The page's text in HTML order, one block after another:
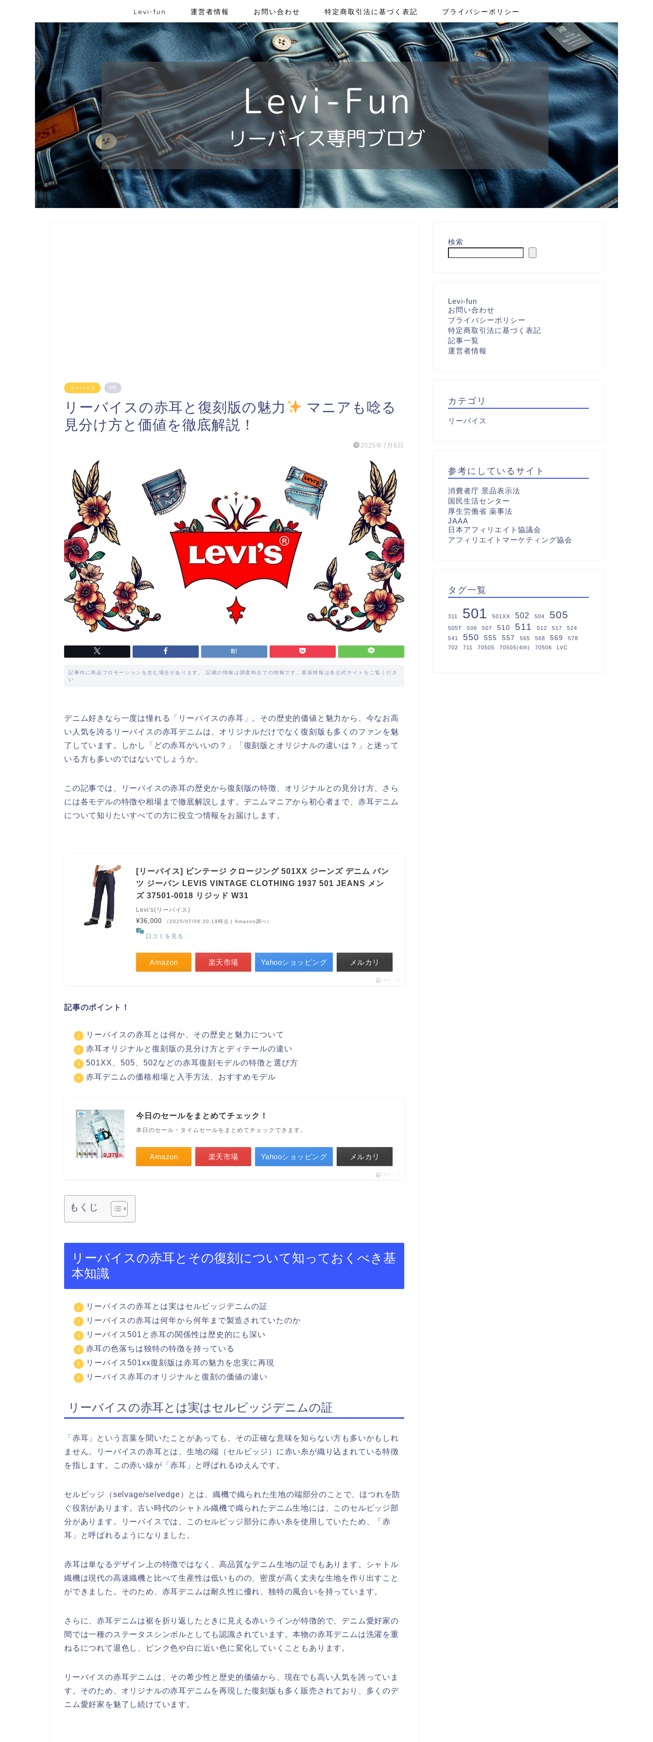
Levi-fun 運営者情報 お問い合わせ 特定商取引法に基づく表記 プライバシーポリシー
リーバイス PR
リーバイスの赤耳と復刻版の魅力
マニアも唸る
見分け方と価値を徹底解説！
2025年7月6日
記事内に商品プロモーションを含む場合があります。 記載の情報は調査時点での情報です。最新情報は各公式サイトをご覧くださ
い
デニム好きなら一度は憧れる「リーバイスの赤耳」。その歴史的価値と魅力から、今なお高
い人気を誇るリーバイスの赤耳デニムは、オリジナルだけでなく復刻版も多くのファンを魅
了しています。しかし「どの赤耳がいいの？」「復刻版とオリジナルの違いは？」と迷って
いる方も多いのではないでしょうか。
この記事では、リーバイスの赤耳の歴史から復刻版の特徴、オリジナルとの見分け方、さら
には各モデルの特徴や相場まで徹底解説します。デニムマニアから初心者まで、赤耳デニム
について知りたいすべての方に役立つ情報をお届けします。
[リーバイス] ビンテージ クロージング 501XX ジーンズ デニム パン
ツ ジーパン LEVIS VINTAGE CLOTHING 1937 501 JEANS メン
ズ 37501-0018 リジッド W31
Levi's(リーバイス)
¥36,000 （2025/07/06 20:19時点 | Amazon調べ）
口コミを見る
Amazon 楽天市場 Yahooショッピング メルカリ
ポチップ
記事のポイント！
リーバイスの赤耳とは何か、その歴史と魅力について
赤耳オリジナルと復刻版の見分け方とディテールの違い
501XX、505、502などの赤耳復刻モデルの特徴と選び方
赤耳デニムの価格相場と入手方法、おすすめモデル
今日のセールをまとめてチェック！
本日のセール・タイムセールをまとめてチェックできます。
Amazon 楽天市場 Yahooショッピング メルカリ
ポチップ
もくじ
リーバイスの赤耳とその復刻について知っておくべき基
本知識
リーバイスの赤耳とは実はセルビッジデニムの証
リーバイスの赤耳は何年から何年まで製造されていたのか
リーバイス501と赤耳の関係性は歴史的にも深い
赤耳の色落ちは独特の特徴を持っている
リーバイス501xx復刻版は赤耳の魅力を忠実に再現
リーバイス赤耳のオリジナルと復刻の価値の違い
リーバイスの赤耳とは実はセルビッジデニムの証
「赤耳」という言葉を聞いたことがあっても、その正確な意味を知らない方も多いかもしれ
ません。リーバイスの赤耳とは、生地の端（セルビッジ）に赤い糸が織り込まれている特徴
を指します。この赤い線が「赤耳」と呼ばれるゆえんです。
セルビッジ（selvage/selvedge）とは、織機で織られた生地の端部分のことで、ほつれを防
ぐ役割があります。古い時代のシャトル織機で織られたデニム生地には、このセルビッジ部
分があります。リーバイスでは、このセルビッジ部分に赤い糸を使用していたため、「赤
耳」と呼ばれるようになりました。
赤耳は単なるデザイン上の特徴ではなく、高品質なデニム生地の証でもあります。シャトル
織機は現代の高速織機と比べて生産性は低いものの、密度が高く丈夫な生地を作り出すこと
ができました。そのため、赤耳デニムは耐久性に優れ、独特の風合いを持っています。
さらに、赤耳デニムは裾を折り返したときに見える赤いラインが特徴的で、デニム愛好家の
間では一種のステータスシンボルとしても認識されています。本物の赤耳デニムは洗濯を重
ねるにつれて退色し、ピンク色や白に近い色に変化していくこともあります。
リーバイスの赤耳デニムは、その希少性と歴史的価値から、現在でも高い人気を誇っていま
す。そのため、オリジナルの赤耳デニムを再現した復刻版も多く販売されており、多くのデ
ニム愛好家を魅了し続けています。
検索
Levi-fun
お問い合わせ
プライバシーポリシー
特定商取引法に基づく表記
記事一覧
運営者情報
カテゴリ
リーバイス
参考にしているサイト
消費者庁 景品表示法
国民生活センター
厚生労働省 薬事法
JAAA
日本アフィリエイト協議会
アフィリエイトマーケティング協会
タグ一覧
311 501 501XX 502 504 505
505T 506 507 510 511 512 517
524
541
550 555 557 565 568 569
578
702
711 70505 70505(4th) 70506 LVC